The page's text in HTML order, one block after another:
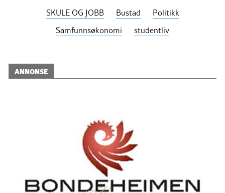
SKULE OG JOBB Bustad
Politikk
Samfunnsøkonomi
studentliv
ANNONSE